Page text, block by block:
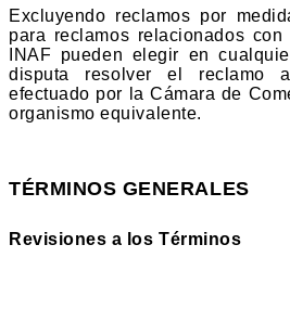
Excluyendo reclamos por
para reclamos relacionados
INAF pueden elegir en
disputa resolver el reclamo
efectuado por la Cámara de
organismo equivalente.
TÉRMINOS GENERALES
Revisiones a los Términos